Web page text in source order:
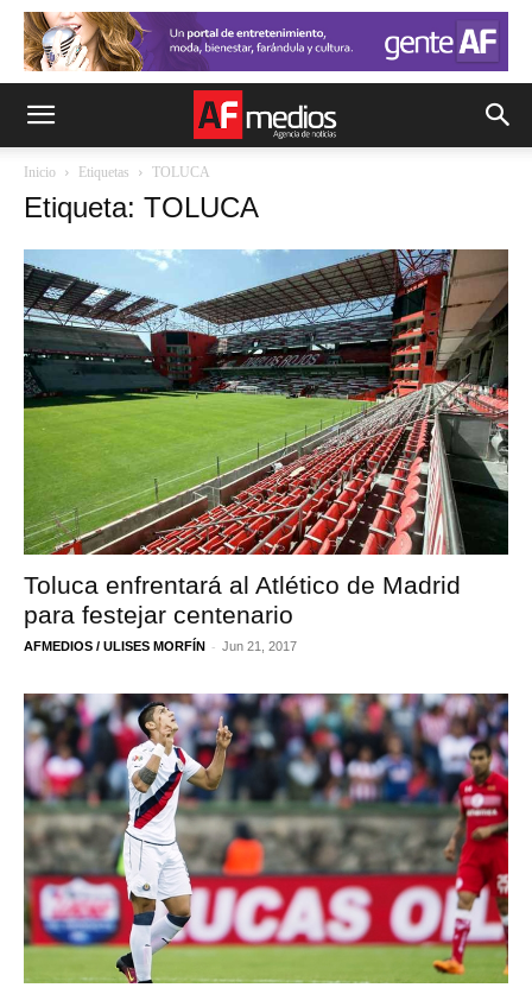
Inicio Etiquetas TOLUCA
Etiqueta: TOLUCA
Toluca enfrentará al Atlético de Madrid
para festejar centenario
AFMEDIOS / ULISES MORFÍN - Jun 21, 2017